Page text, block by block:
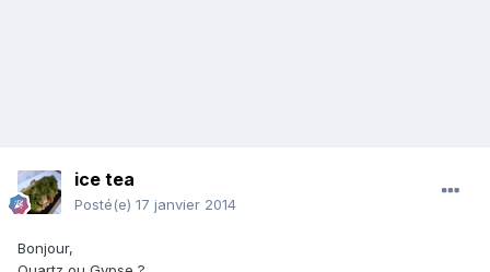
ice tea
Posté(e) 17 janvier 2014
Bonjour,